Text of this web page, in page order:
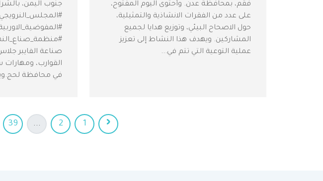
فقم، بمحافظة عدن. وأحتوى اليوم المفتوح،
على عدد من الفقرات الانشاذية والتمثيلية،
حول الاصحاح البيئي، وتوزيع هدايا لجميع
المشاركين. ويهدف هذا النشاط إلى تعزيز
عملية التوعية التي تتم في...
جنوب اليمن،
صناعة الفايبر
في محافظة
‹
1
2
...
39